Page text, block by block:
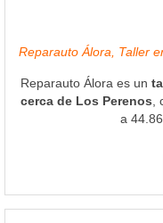
Reparauto Álora, Taller
Reparauto Álora es un
cerca de Los Perenos
a